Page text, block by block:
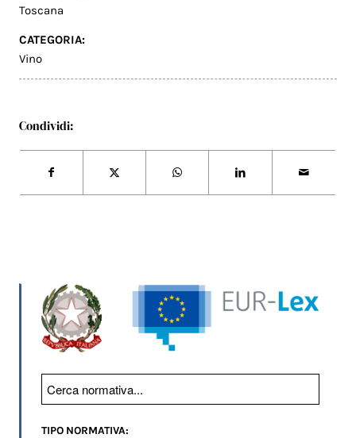
Toscana
CATEGORIA:
Vino
Condividi:
TIPO NORMATIVA: